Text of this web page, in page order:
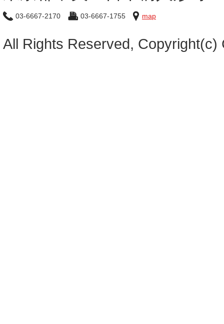
03-6667-2170 03-6667-1755 map
All Rights Reserved,